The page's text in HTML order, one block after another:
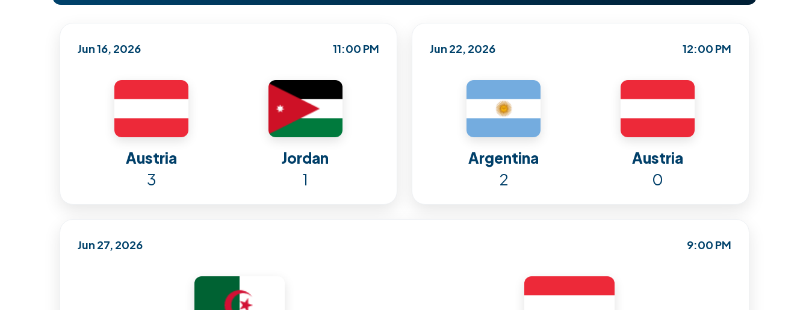
Jun 16, 2026 11:00 PM
Austria Jordan
3 1
Jun 22, 2026 12:00 PM
Argentina Austria
2 0
Jun 27, 2026 9:00 PM